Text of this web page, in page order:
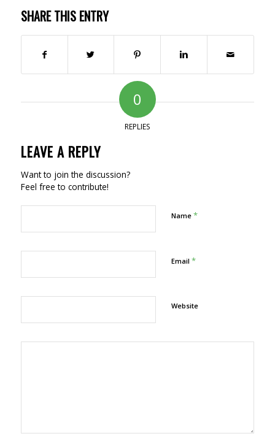
SHARE THIS ENTRY
0
REPLIES
LEAVE A REPLY
Want to join the discussion?
Feel free to contribute!
Name *
Email *
Website